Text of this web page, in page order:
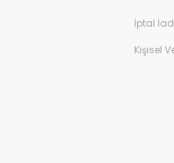
İptal
Kişisel